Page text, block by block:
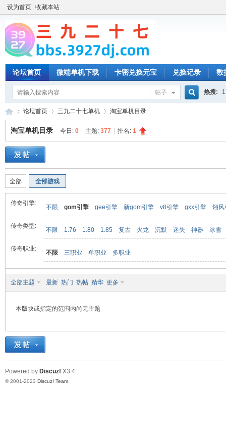
设为首页 收藏本站
论坛首页 微端单机下载 卡密兑换元宝 兑换记录 数
帖子 热搜:
»
论坛首页 三九二十七单机 淘宝单机目录
淘宝单机目录 今日: 0 主题: 377 排名: 1
全部 全部游戏
传奇引擎:
不限 gom引擎 gee引擎 新gom引擎 v8引擎 gxx引擎 翎风
传奇类型:
不限 1.76 1.80 1.85 复古 火龙 沉默 迷失 神器 冰雪
传奇职业:
不限 三职业 单职业 多职业
全部主题 最新 热门 热帖 精华 更多
本版块或指定的范围内尚无主题
Powered by Discuz! X3.4
© 2001-2023 Discuz! Team.